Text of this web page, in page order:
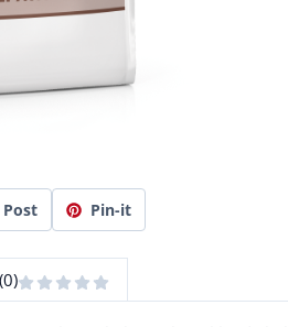
Post Pin-it